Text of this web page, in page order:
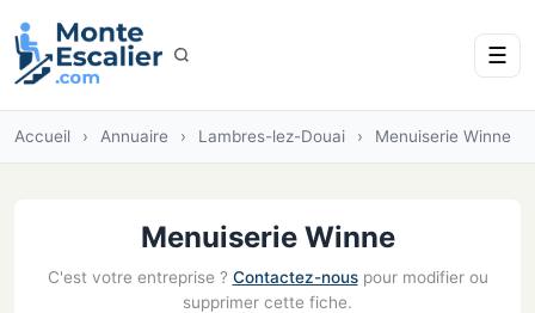
☰
Accueil › Annuaire › Lambres-lez-Douai › Menuiserie Winne
Menuiserie Winne
C'est votre entreprise ? Contactez-nouspour modifier ou
supprimer cette fiche.